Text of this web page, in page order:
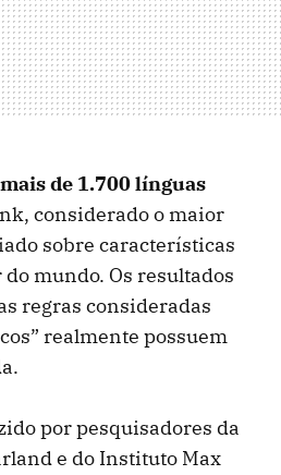
mais de 1.700 línguas
considerado o maior
sobre características
mundo. Os resultados
regras consideradas
realmente possuem
por pesquisadores da
e do Instituto Max